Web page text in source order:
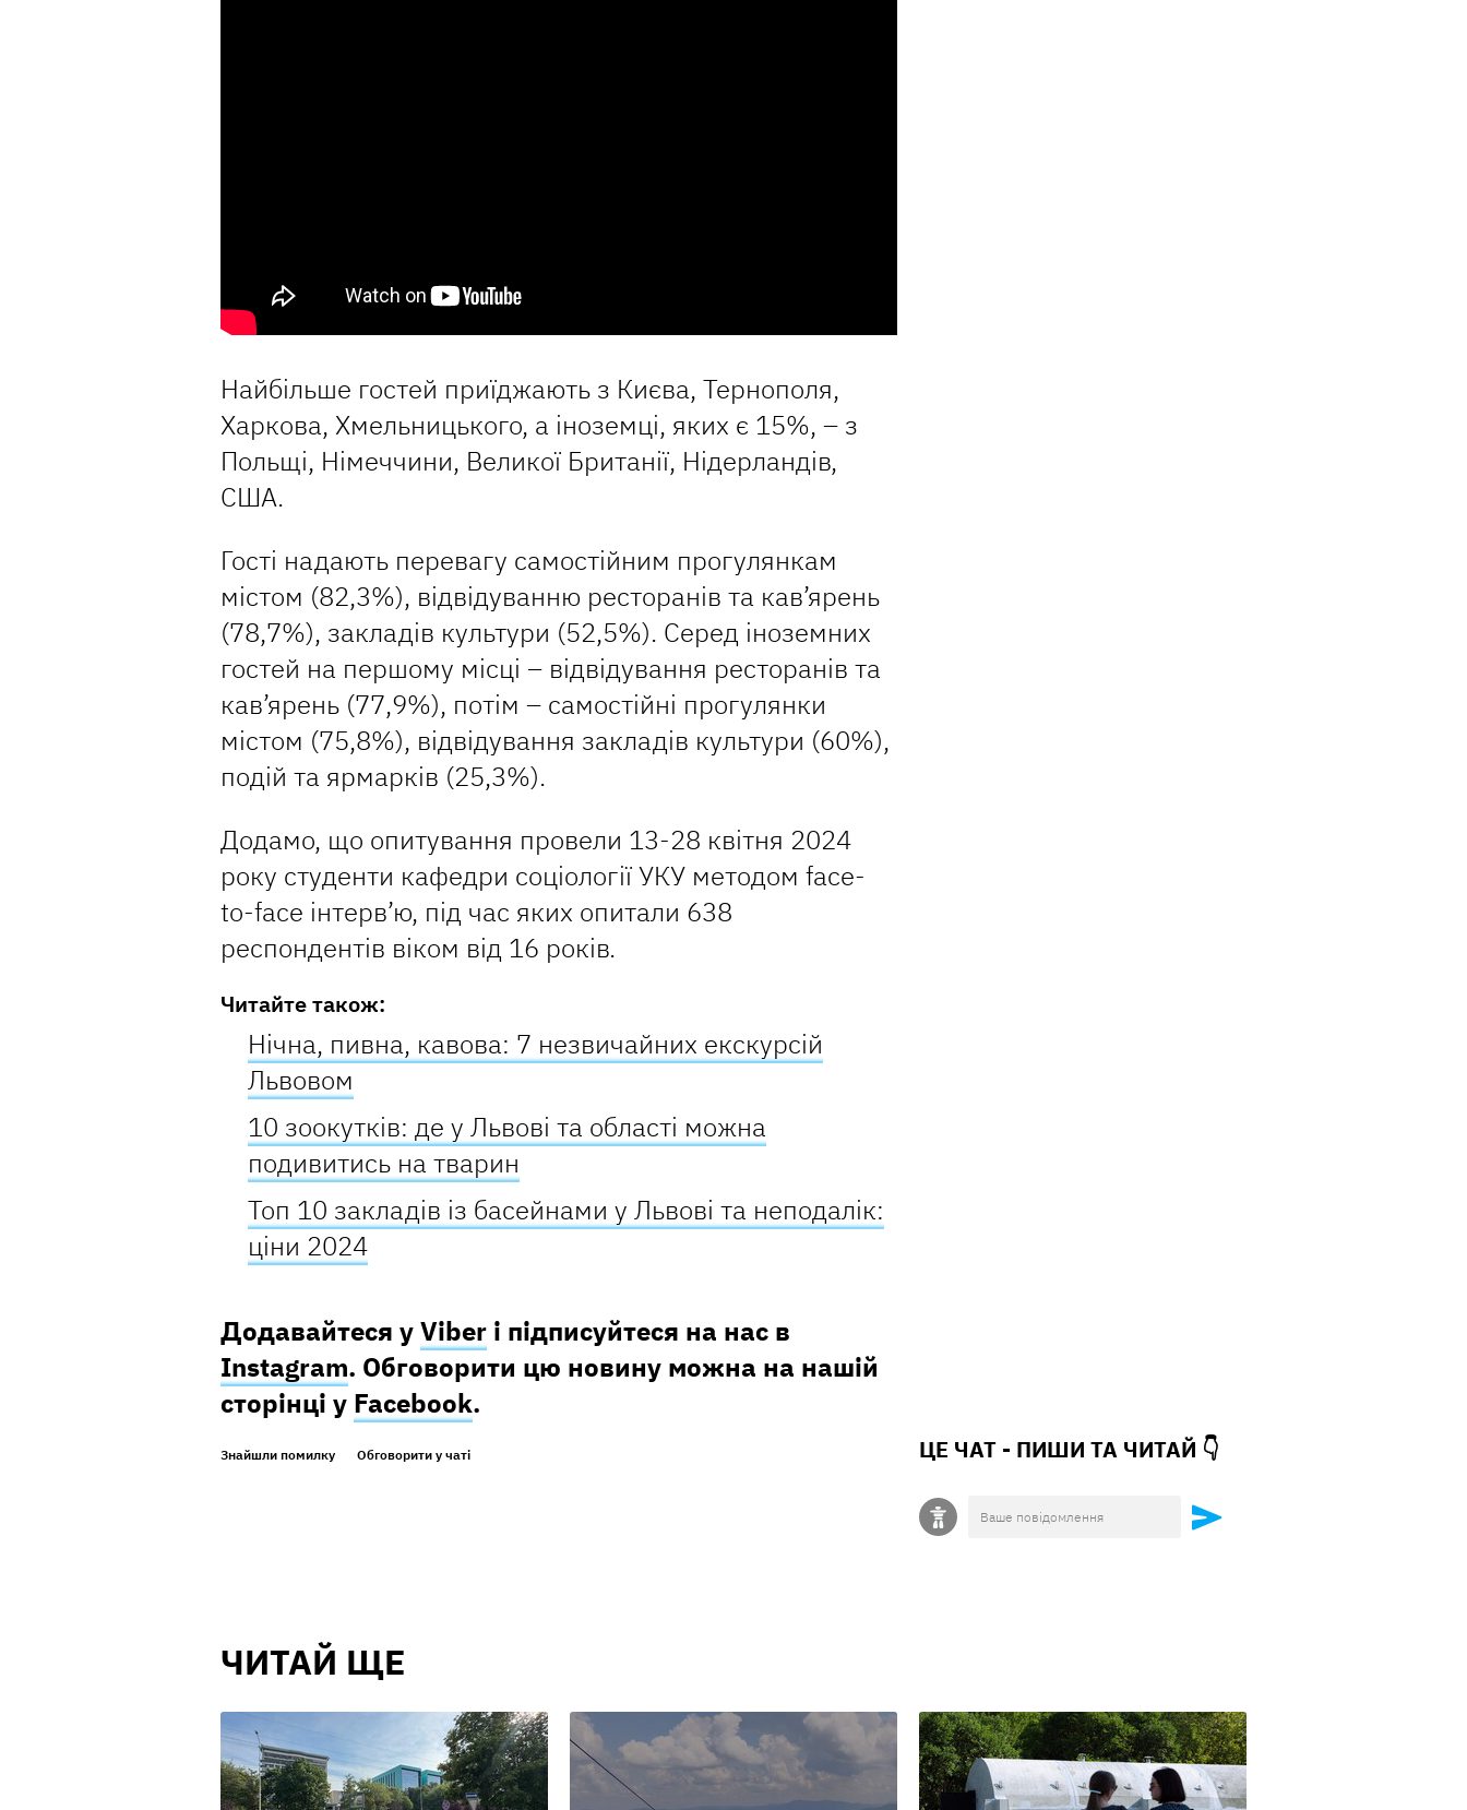
Найбільше гостей приїджають з Києва, Тернополя,
Харкова, Хмельницького, а іноземці, яких є 15%, – з
Польщі, Німеччини, Великої Британії, Нідерландів,
США.
Гості надають перевагу самостійним прогулянкам
містом (82,3%), відвідуванню ресторанів та кав’ярень
(78,7%), закладів культури (52,5%). Серед іноземних
гостей на першому місці – відвідування ресторанів та
кав’ярень (77,9%), потім – самостійні прогулянки
містом (75,8%), відвідування закладів культури (60%),
подій та ярмарків (25,3%).
Додамо, що опитування провели 13-28 квітня 2024
року студенти кафедри соціології УКУ методом face-
to-face інтерв’ю, під час яких опитали 638
респондентів віком від 16 років.
Читайте також:
Нічна, пивна, кавова: 7 незвичайних екскурсій
Львовом
10 зоокутків: де у Львові та області можна
подивитись на тварин
Топ 10 закладів із басейнами у Львові та неподалік:
ціни 2024
Додавайтеся уViber і підписуйтеся на нас в
Instagram. Обговорити цю новину можна на нашій
сторінці у Facebook.
Знайшли помилку Обговорити у чаті ЦЕ ЧАТ - ПИШИ ТА ЧИТАЙ 👇
ЧИТАЙ ЩЕ